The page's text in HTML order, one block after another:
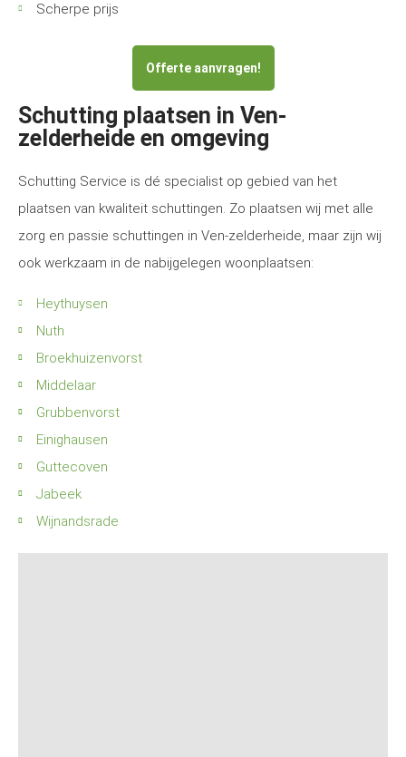
Scherpe prijs
Offerte aanvragen!
Schutting plaatsen in Ven-
zelderheide en omgeving
Schutting Service is dé specialist op gebied van het
plaatsen van kwaliteit schuttingen. Zo plaatsen wij met alle
zorg en passie schuttingen in Ven-zelderheide, maar zijn wij
ook werkzaam in de nabijgelegen woonplaatsen:
Heythuysen
Nuth
Broekhuizenvorst
Middelaar
Grubbenvorst
Einighausen
Guttecoven
Jabeek
Wijnandsrade